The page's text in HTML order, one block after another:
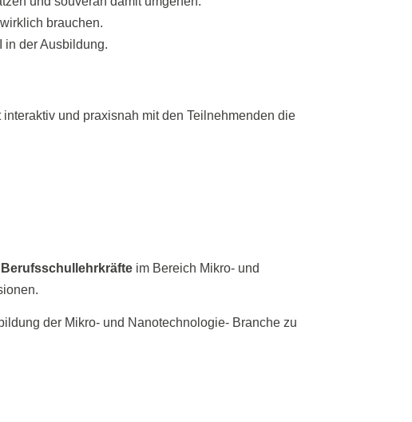
brauchen.
in der Ausbildung.
und praxisnah mit den Teilnehmenden die
im Bereich Mikro‑ und
der Mikro- und Nanotechnologie- Branche zu